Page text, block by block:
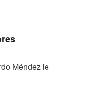
Méndez le